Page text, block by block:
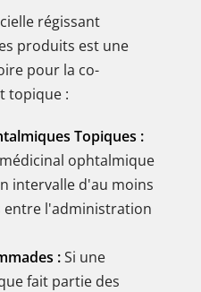
régissant
produits est une
pour la co-
topique :
Topiques :
ophtalmique
intervalle d'au moins
entre l'administration
:Si une
fait partie des